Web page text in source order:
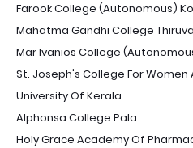
Farook College (Autonomous)
Mahatma Gandhi College
Mar Ivanios College
St. Joseph's College For Women
University Of Kerala
Alphonsa College Pala
Holy Grace Academy Of